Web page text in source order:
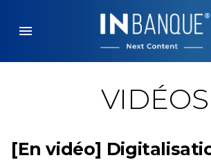
content
menu
VIDÉOS
[En vidéo]